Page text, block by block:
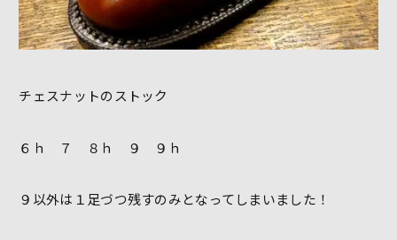
チェスナットのストック
６ｈ ７ ８ｈ ９ ９ｈ
９以外は１足づつ残すのみとなってしまいました！